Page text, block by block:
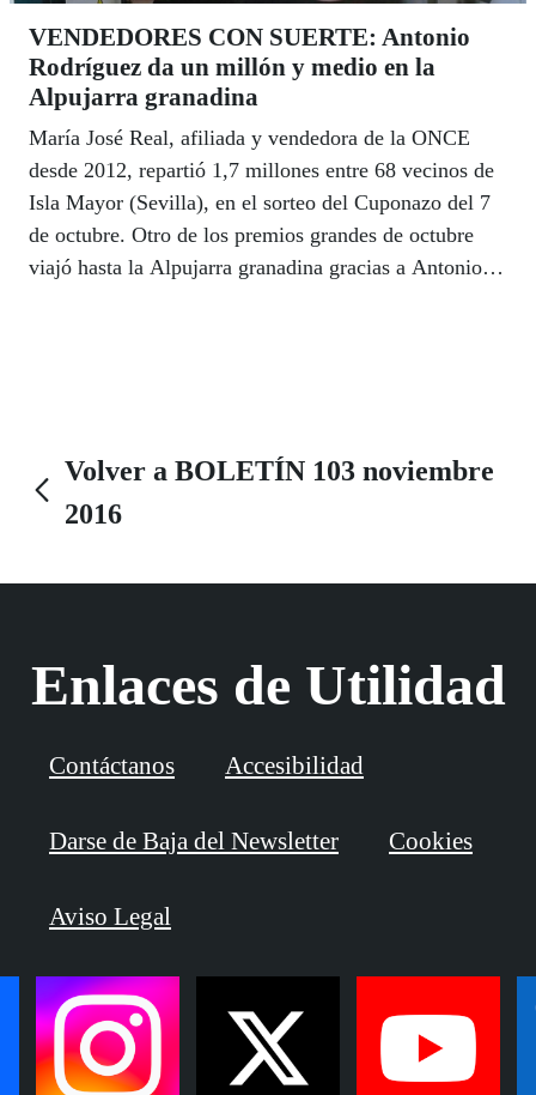
VENDEDORES CON SUERTE: Antonio
Rodríguez da un millón y medio en la
Alpujarra granadina
María José Real, afiliada y vendedora de la ONCE
desde 2012, repartió 1,7 millones entre 68 vecinos de
Isla Mayor (Sevilla), en el sorteo del Cuponazo del 7
de octubre. Otro de los premios grandes de octubre
viajó hasta la Alpujarra granadina gracias a Antonio
Volver a BOLETÍN 103 noviembre
2016
Enlaces de Utilidad
Contáctanos Accesibilidad
Darse de Baja del Newsletter Cookies
Aviso Legal